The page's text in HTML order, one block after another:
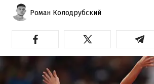
Роман Колодрубский